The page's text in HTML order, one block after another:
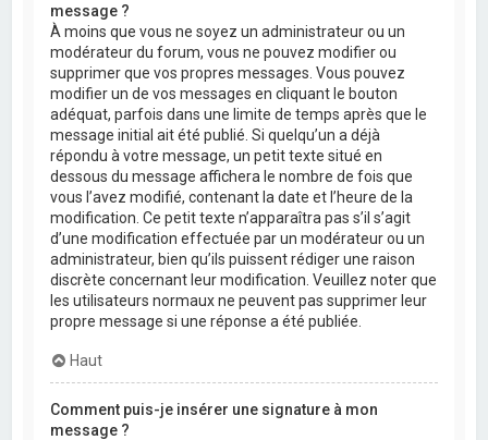
message ?
À moins que vous ne soyez un administrateur ou un
modérateur du forum, vous ne pouvez modifier ou
supprimer que vos propres messages. Vous pouvez
modifier un de vos messages en cliquant le bouton
adéquat, parfois dans une limite de temps après que le
message initial ait été publié. Si quelqu’un a déjà
répondu à votre message, un petit texte situé en
dessous du message affichera le nombre de fois que
vous l’avez modifié, contenant la date et l’heure de la
modification. Ce petit texte n’apparaîtra pas s’il s’agit
d’une modification effectuée par un modérateur ou un
administrateur, bien qu’ils puissent rédiger une raison
discrète concernant leur modification. Veuillez noter que
les utilisateurs normaux ne peuvent pas supprimer leur
propre message si une réponse a été publiée.
Haut
Comment puis-je insérer une signature à mon
message ?